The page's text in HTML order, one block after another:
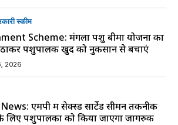
स्की‍म
Scheme: मंगला पशु बीमा योजना का
पशुपालक खुद को नुकसान से बचाएं
2026
एमपी में सेक्स्ड सार्टेड सीमन तकनीक
लिए पशुपालकों को किया जाएगा जागरुक